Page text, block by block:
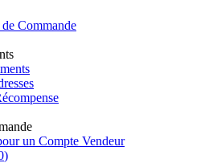
Commande
un Compte Vendeur
)